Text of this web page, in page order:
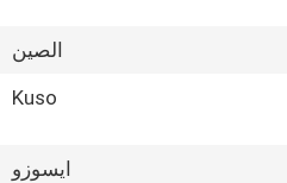
الصين
Kuso
ايسوزو